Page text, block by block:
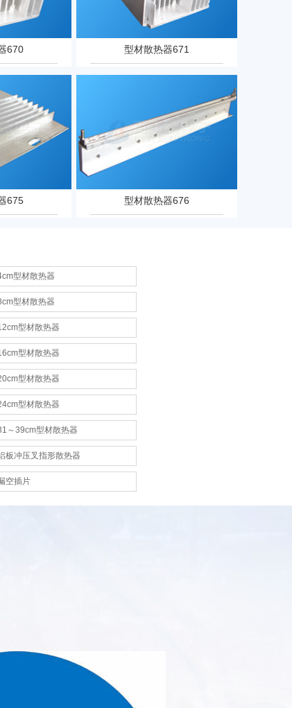
670 型材散热器671
675 型材散热器676
型材散热器
型材散热器
型材散热器
型材散热器
型材散热器
型材散热器
～39cm型材散热器
板冲压叉指形散热器
空插片